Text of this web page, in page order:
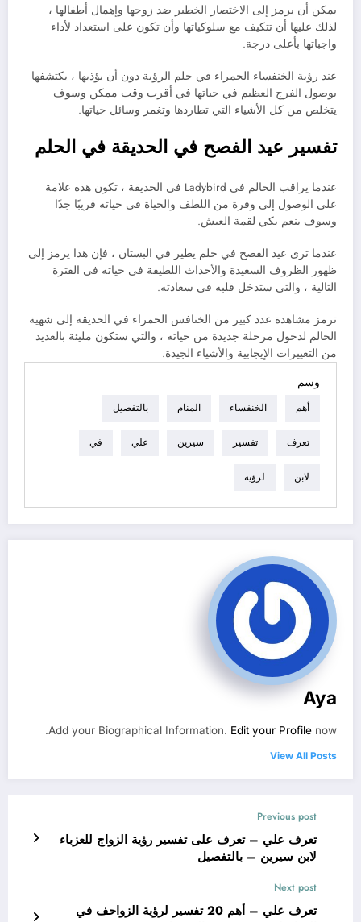
يمكن أن يرمز إلى الاختصار الخطير ضد زوجها وإهمال أطفالها ،
لذلك عليها أن تتكيف مع سلوكياتها وأن تكون على استعداد لأداء
واجباتها بأعلى درجة.
عند رؤية الخنفساء الحمراء في حلم الرؤية دون أن يؤذيها ، يكتشفها
بوصول الفرج العظيم في حياتها في أقرب وقت ممكن وسوف
يتخلص من كل الأشياء التي تطاردها وتغمر وسائل حياتها.
تفسير عيد الفصح في الحديقة في الحلم
عندما يراقب الحالم في Ladybird في الحديقة ، تكون هذه علامة
على الوصول إلى وفرة من اللطف والحياة في حياته قريبًا جدًا
وسوف ينعم بكي لقمة العيش.
عندما ترى عيد الفصح في حلم يطير في البستان ، فإن هذا يرمز إلى
ظهور الظروف السعيدة والأحداث اللطيفة في حياته في الفترة
التالية ، والتي ستدخل قلبه في سعادته.
ترمز مشاهدة عدد كبير من الخنافس الحمراء في الحديقة إلى شهية
الحالم لدخول مرحلة جديدة من حياته ، والتي ستكون مليئة بالعديد
من التغييرات الإيجابية والأشياء الجيدة.
وسم
أهم الخنفساء المنام بالتفصيل
تعرف تفسير سيرين علي في
لابن لرؤية
Aya
Add your Biographical Information. Edit your Profile now.
View All Posts
Previous post
تعرف علي – تعرف على تفسير رؤية الزواج للعزباء
لابن سيرين – بالتفصيل
Next post
تعرف علي – أهم 20 تفسير لرؤية الزواحف في